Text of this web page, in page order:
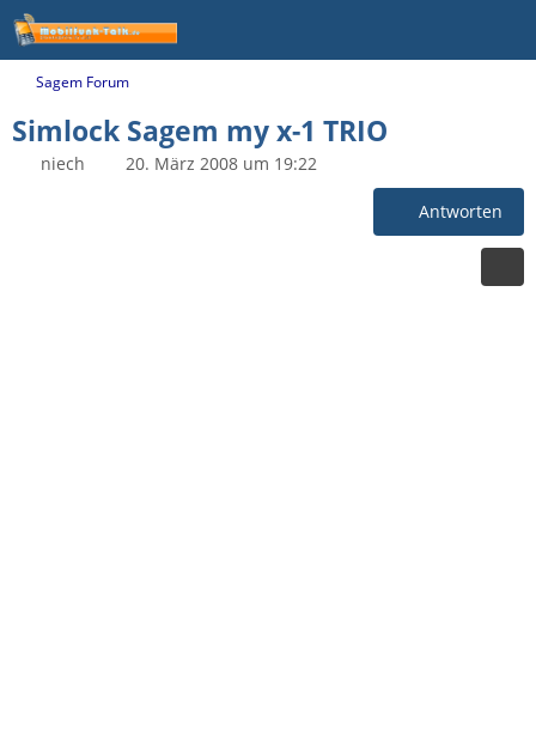
Sagem Forum
Simlock Sagem my x-1 TRIO
niech 20. März 2008 um 19:22
Antworten